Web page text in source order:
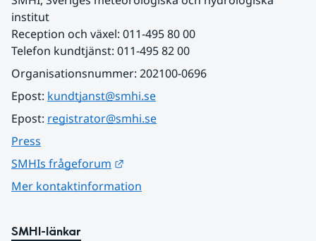
institut
Reception och växel: 011-495 80 00
Telefon kundtjänst: 011-495 82 00
Organisationsnummer: 202100-0696
Epost: kundtjanst@smhi.se
Epost: registrator@smhi.se
Press
SMHIs frågeforum
Mer kontaktinformation
SMHI-länkar